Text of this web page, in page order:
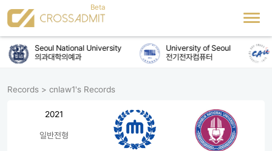
Seoul National University
의과대학의예과
University of Seoul
전기전자컴퓨터
Records > cnlaw1's Records
2021
일반전형